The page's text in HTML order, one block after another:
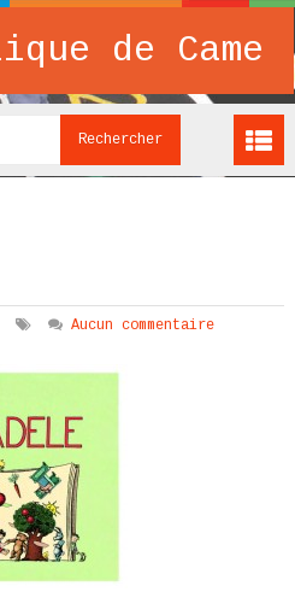
de Came
Aucun commentaire